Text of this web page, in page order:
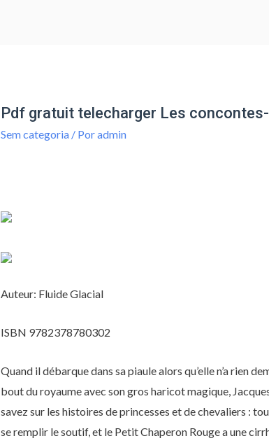
Pdf gratuit telecharger Les
Sem categoria/ Poradmin
Auteur: Fluide Glacial
ISBN 9782378780302
Quand il débarque dans sa piaule alors qu’elle n’a rien
bout du royaume avec son gros haricot magique,
savez sur les histoires de princesses et de chevaliers :
se remplir le soutif, et le Petit Chaperon Rouge a une